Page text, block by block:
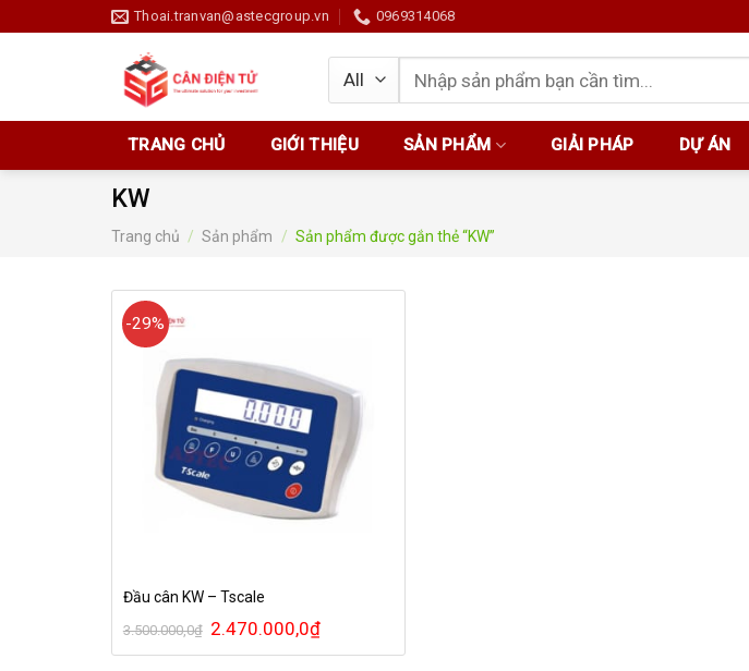
to
Thoai.tranvan@astecgroup.vn 0969314068
Tìm
kiếm:
TRANG CHỦ GIỚI THIỆU SẢN PHẨM GIẢI PHÁP DỰ ÁN
KW
Trang chủ / Sản phẩm / Sản phẩm được gắn thẻ “KW”
-29%
Đầu cân KW – Tscale
3.500.000,0₫ 2.470.000,0₫